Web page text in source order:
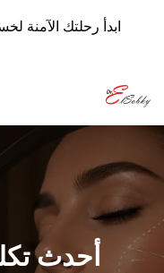
ابدأ رحلتك الآمنة
المحتوى
أحدث